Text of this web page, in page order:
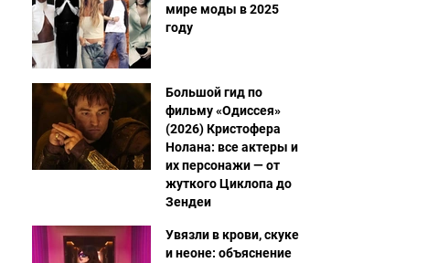
мире моды в 2025
году
Большой гид по
фильму «Одиссея»
(2026) Кристофера
Нолана: все актеры и
их персонажи — от
жуткого Циклопа до
Зендеи
Увязли в крови, скуке
и неоне: объяснение